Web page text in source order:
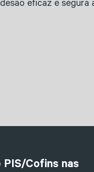
eficaz e segura
Cofins nas